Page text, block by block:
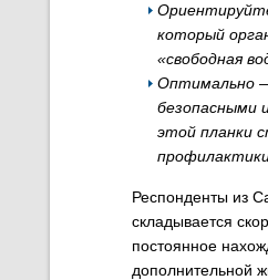
который
«свободная
Оптимально
безопасными
этой планки
профилактики
Респонденты из
складывается
постоянное
дополнительной